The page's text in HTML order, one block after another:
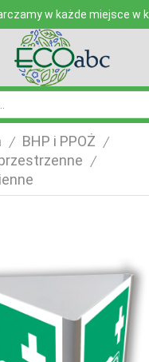
w każde miejsce w
/ BHP i PPOŻ /
/